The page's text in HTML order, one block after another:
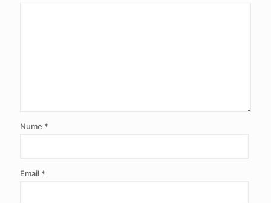
Nume *
Email *